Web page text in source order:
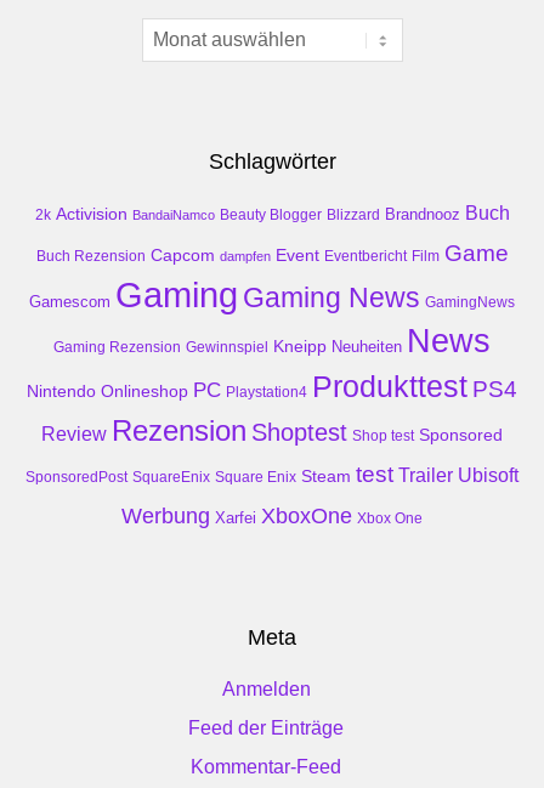
Archiv
Schlagwörter
2k Activision BandaiNamco Beauty Blogger Blizzard Brandnooz Buch
Buch Rezension Capcom dampfen Event Eventbericht Film Game
Gamescom Gaming Gaming News GamingNews
Gaming Rezension Gewinnspiel Kneipp Neuheiten News
Nintendo Onlineshop PC Playstation4 Produkttest PS4
Review Rezension Shoptest Shop test Sponsored
SponsoredPost SquareEnix Square Enix Steam test Trailer Ubisoft
Werbung Xarfei XboxOne Xbox One
Meta
Anmelden
Feed der Einträge
Kommentar-Feed